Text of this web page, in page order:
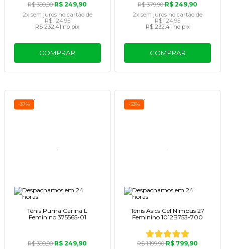
R$ 399,90R$ 249,90
2x sem juros no cartãode
R$ 124,95
R$ 232,41 no pix
COMPRAR
R$ 379,90R$ 249,90
2x sem juros no cartão de
R$ 124,95
R$ 232,41 no pix
COMPRAR
-37%
Tênis Puma Carina L
Feminino 375565-01
R$ 399,90R$ 249,90
-33%
Tênis Asics Gel Nimbus 27
Feminino 1012B753-700
R$ 1.199,90R$ 799,90